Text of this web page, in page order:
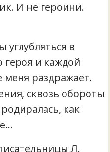
И не героини.
в
героя и каждой
меня раздражает.
сквозь обороты
как
Л.